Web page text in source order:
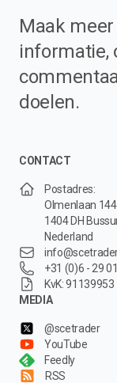
Maak
informatie,
doelen.
CONTACT
Postadres:
Olmenlaan 144
1404 DH
Nederland
+31 (0)6 - 29
KvK: 91139953
MEDIA
@scetrader
YouTube
Feedly
RSS